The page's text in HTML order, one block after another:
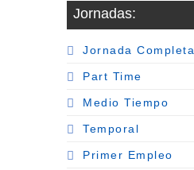
Jornadas:
Jornada Completa
Part Time
Medio Tiempo
Temporal
Primer Empleo